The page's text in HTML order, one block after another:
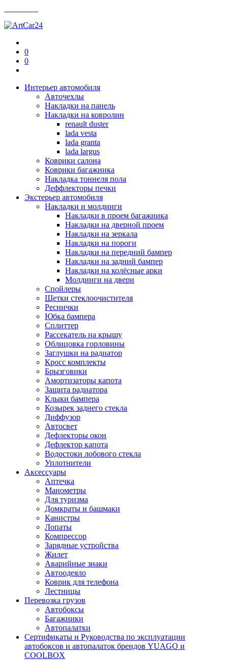
0
0
Интерьер автомобиля
Авточехлы
Накладки на панель
Накладки на ковролин
renault duster
lada vesta
lada granta
lada largus
Коврики салона
Коврики багажника
Накладка тоннеля пола
Деффлекторы печки
Экстерьер автомобиля
Накладки и молдинги
Накладки в проем багажника
Накладки на дверной проем
Накладки на зеркала
Накладки на пороги
Накладки на передний бампер
Накладки на задний бампер
Накладки на колёсные арки
Молдинги на двери
Спойлеры
Щетки стеклоочистителя
Реснички
Юбка бампера
Сплиттер
Рассекатель на крышу
Облицовка горловины
Заглушки на радиатор
Кросс комплекты
Брызговики
Амортизаторы капота
Защита радиатора
Клыки бампера
Козырек заднего стекла
Диффузор
Автосвет
Дефлекторы окон
Дефлектор капота
Водостоки лобового стекла
Уплотнители
Аксессуары
Аптечка
Манометры
Для туризма
Домкраты и башмаки
Канистры
Лопаты
Компрессор
Зарядные устройства
Жилет
Аварийные знаки
Автоодеяло
Коврик для телефона
Лестницы
Перевозка грузов
Автобоксы
Багажники
Автопалатки
Сертификаты и Руководства по эксплуатации
автобоксов и автопалаток брендов YUAGO и
COOLBOX